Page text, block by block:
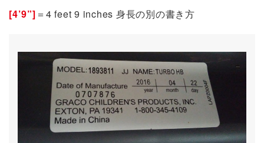
[4’9”] ＝4 feet 9 inches 身長の別の書き方